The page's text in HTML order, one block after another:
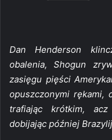
Dan Henderson
obalenia, Shogun
zasięgu pięści
opuszczonymi rękami,
trafiając krótkim,
dobijając później